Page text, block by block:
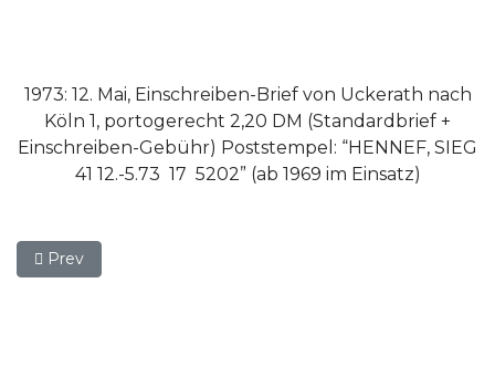
1973: 12. Mai, Einschreiben-Brief von Uckerath nach
Köln 1, portogerecht 2,20 DM (Standardbrief +
Einschreiben-Gebühr) Poststempel: “HENNEF, SIEG
41 12.-5.73 17 5202” (ab 1969 im Einsatz)
Previous article: 10.0 (02) Postamt der Deutschen
Prev